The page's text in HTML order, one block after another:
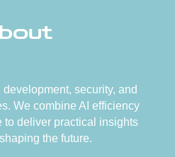
security, and
We combine AI efficiency
to deliver practical insights
the future.